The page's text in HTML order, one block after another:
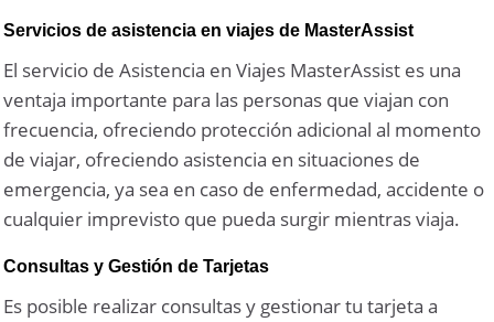
Servicios de asistencia en viajes de MasterAssist
El servicio de Asistencia en Viajes MasterAssist es una
ventaja importante para las personas que viajan con
frecuencia, ofreciendo protección adicional al momento
de viajar, ofreciendo asistencia en situaciones de
emergencia, ya sea en caso de enfermedad, accidente o
cualquier imprevisto que pueda surgir mientras viaja.
Consultas y Gestión de Tarjetas
Es posible realizar consultas y gestionar tu tarjeta a